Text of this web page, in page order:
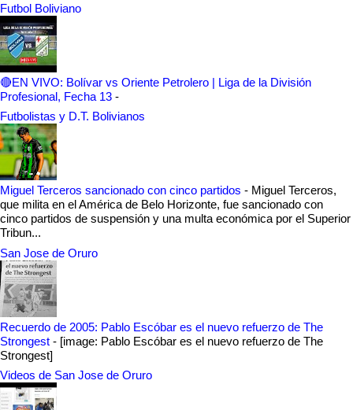
Futbol Boliviano
🔴EN VIVO: Bolívar vs Oriente Petrolero | Liga de la División
Profesional, Fecha 13 -
Futbolistas y D.T. Bolivianos
Miguel Terceros sancionado con cinco partidos - Miguel Terceros,
que milita en el América de Belo Horizonte, fue sancionado con
cinco partidos de suspensión y una multa económica por el Superior
Tribun...
San Jose de Oruro
Recuerdo de 2005: Pablo Escóbar es el nuevo refuerzo de The
Strongest - [image: Pablo Escóbar es el nuevo refuerzo de The
Strongest]
Videos de San Jose de Oruro